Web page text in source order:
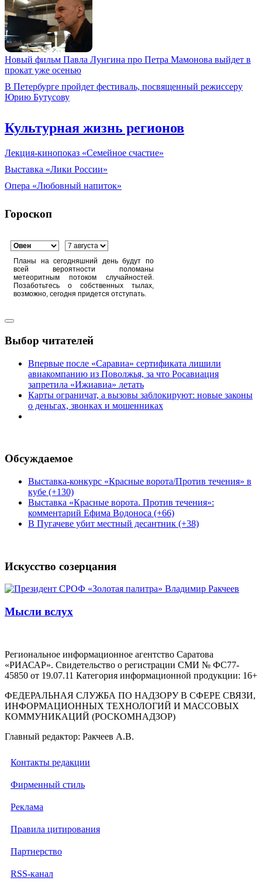
Новый фильм Павла Лунгина про Петра Мамонова выйдет в
прокат уже осенью
В Петербурге пройдет фестиваль, посвященный режиссеру
Юрию Бутусову
Культурная жизнь регионов
Лекция-кинопоказ «Семейное счастие»
Выставка «Лики России»
Опера «Любовный напиток»
Гороскоп
Планы на сегодняшний день будут по
всей вероятности поломаны
метеоритным потоком случайностей.
Позаботьтесь о собственных тылах,
возможно, сегодня придется отступать.
Выбор читателей
Впервые после «Саравиа» сертификата лишили
авиакомпанию из Поволжья, за что Росавиация
запретила «Ижиавиа» летать
Карты ограничат, а вызовы заблокируют: новые законы
о деньгах, звонках и мошенниках
Обсуждаемое
Выставка-конкурс «Красные ворота/Против течения» в
кубе (+130)
Выставка «Красные ворота. Против течения»:
комментарий Ефима Водоноса (+66)
В Пугачеве убит местный десантник (+38)
Искусство созерцания
Мысли вслух
Региональное информационное агентство Саратова
«РИАСАР». Свидетельство о регистрации СМИ № ФС77-
45850 от 19.07.11 Категория информационной продукции: 16+
ФЕДЕРАЛЬНАЯ СЛУЖБА ПО НАДЗОРУ В СФЕРЕ СВЯЗИ,
ИНФОРМАЦИОННЫХ ТЕХНОЛОГИЙ И МАССОВЫХ
КОММУНИКАЦИЙ (РОСКОМНАДЗОР)
Главный редактор: Ракчеев А.В.
Контакты редакции
Фирменный стиль
Реклама
Правила цитирования
Партнерство
RSS-канал